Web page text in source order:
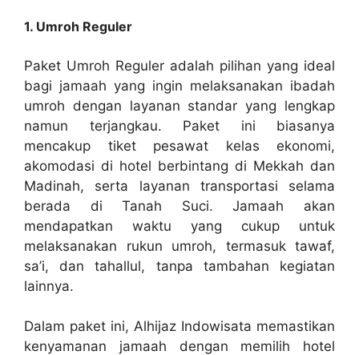
1. Umroh Reguler
Paket Umroh Reguler adalah pilihan yang ideal
bagi jamaah yang ingin melaksanakan ibadah
umroh dengan layanan standar yang lengkap
namun terjangkau. Paket ini biasanya
mencakup tiket pesawat kelas ekonomi,
akomodasi di hotel berbintang di Mekkah dan
Madinah, serta layanan transportasi selama
berada di Tanah Suci. Jamaah akan
mendapatkan waktu yang cukup untuk
melaksanakan rukun umroh, termasuk tawaf,
sa’i, dan tahallul, tanpa tambahan kegiatan
lainnya.
Dalam paket ini, Alhijaz Indowisata memastikan
kenyamanan jamaah dengan memilih hotel